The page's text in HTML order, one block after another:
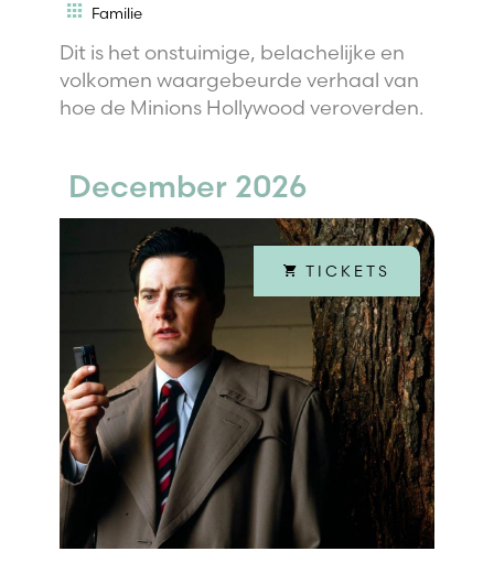
Familie
Dit is het onstuimige, belachelijke en
volkomen waargebeurde verhaal van
hoe de Minions Hollywood veroverden.
December 2026
TICKETS